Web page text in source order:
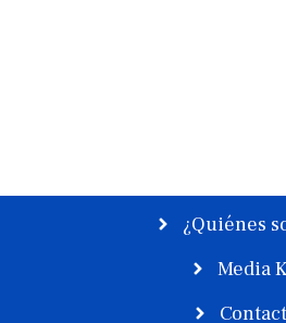
¿Quiénes
Media